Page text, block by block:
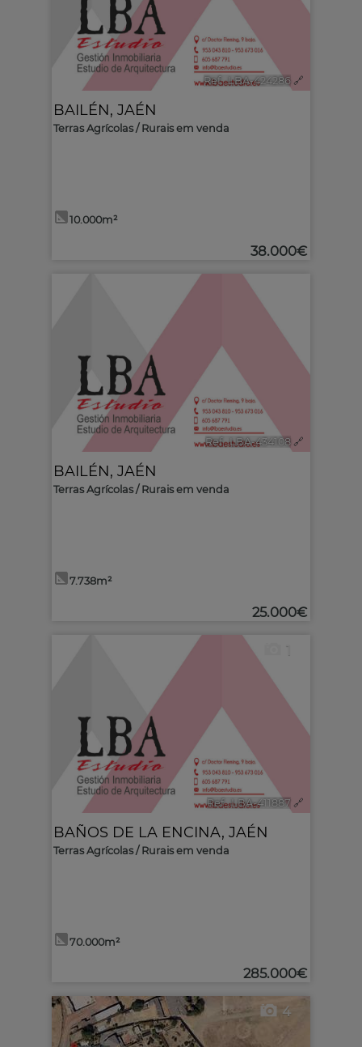
Ref.. LBA-424286 🔗
BAILÉN, JAÉN
Terras Agrícolas / Rurais em venda
10.000m²
38.000€
Ref.. LBA-434108 🔗
BAILÉN, JAÉN
Terras Agrícolas / Rurais em venda
7.738m²
25.000€
1
Ref.. LBA-411887 🔗
BAÑOS DE LA ENCINA, JAÉN
Terras Agrícolas / Rurais em venda
70.000m²
285.000€
4